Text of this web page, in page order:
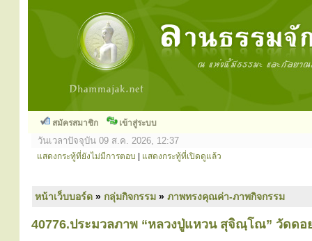
สมัครสมาชิก เข้าสู่ระบบ
วันเวลาปัจจุบัน 09 ส.ค. 2026, 12:37
แสดงกระทู้ที่ยังไม่มีการตอบ แสดงกระทู้ที่เปิดดูแล้ว
หน้าเว็บบอร์ด » กลุ่มกิจกรรม » ภาพทรงคุณค่า-ภาพกิจกรรม
40776.ประมวลภาพ “หลวงปู่แหวน สุจิณฺโณ” วัดดอ